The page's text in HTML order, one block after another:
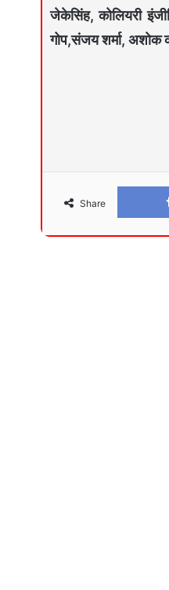
जेकेसिंह, कोलियरी
गोप,संजय शर्मा, अशोक
Share